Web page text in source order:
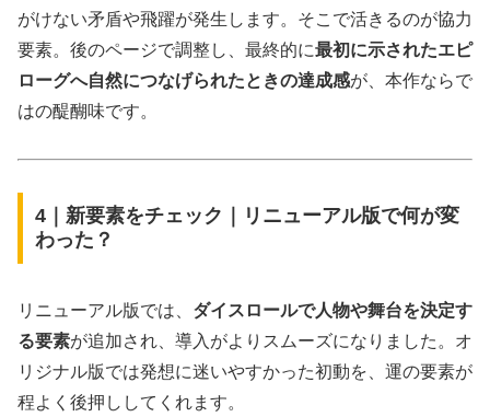
がけない矛盾や飛躍が発生します。そこで活きるのが協力
要素。後のページで調整し、最終的に最初に示されたエピ
ローグへ自然につなげられたときの達成感が、本作ならで
はの醍醐味です。
4｜新要素をチェック｜リニューアル版で何が変
わった？
リニューアル版では、 ダイスロールで人物や舞台を決定す
る要素が追加され、導入がよりスムーズになりました。オ
リジナル版では発想に迷いやすかった初動を、運の要素が
程よく後押ししてくれます。